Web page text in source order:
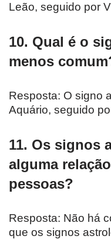
Leão, seguido por
10. Qual é o
menos
Resposta: O signo
Aquário, seguido
11. Os signos
alguma
pessoas?
Resposta: Não há
que os signos